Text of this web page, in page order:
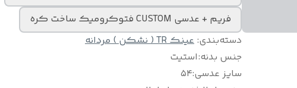
فریم + عدسی CUSTOM فتوکرومیک ساخت کره
دسته‌بندی: عینک TR ( نشکن ) مردانه
جنس بدنه:استیت
سایز عدسی:۵۴